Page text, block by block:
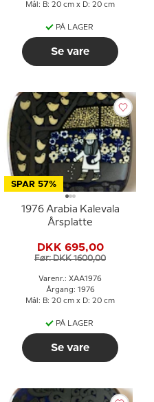
Mål: B: 20 cm x D: 20 cm
PÅ LAGER
Se vare
SPAR 57%
1976 Arabia Kalevala
Årsplatte
DKK 695,00
Før: DKK 1600,00
Varenr.: XAA1976
Årgang: 1976
Mål: B: 20 cm x D: 20 cm
PÅ LAGER
Se vare